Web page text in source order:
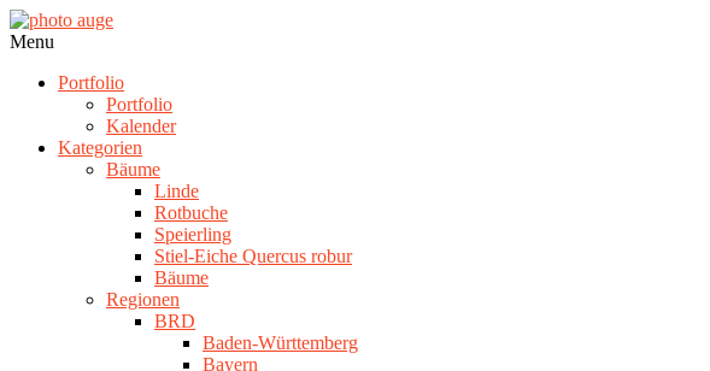
Skip
to
photo
Navigation
Menu
Portfolio
Portfolio
Kalender
Kategorien
Bäume
Linde
Rotbuche
Speierling
Stiel-Eiche Quercus robur
Bäume
Regionen
BRD
Baden-Württemberg
Bayern